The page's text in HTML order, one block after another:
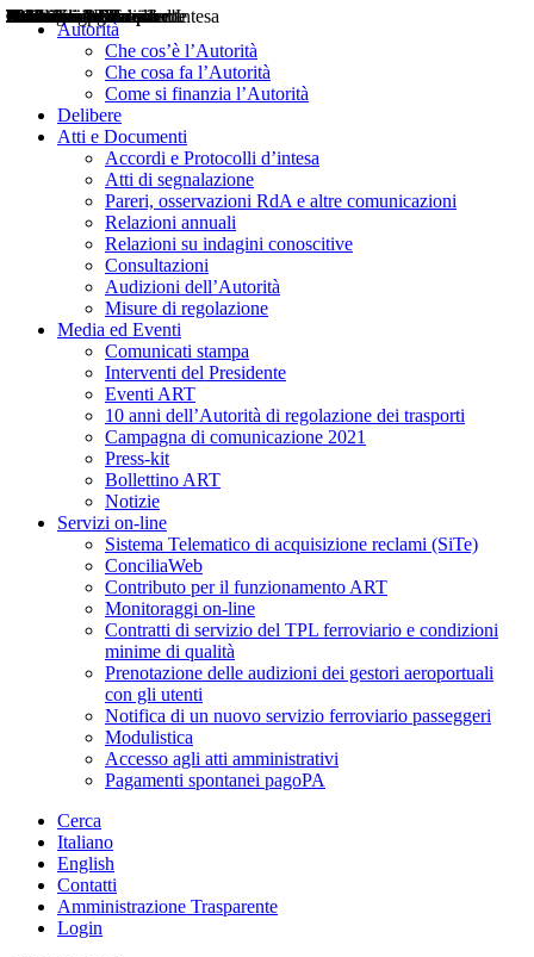
Autorità
Che cos’è l’Autorità
Che cosa fa l’Autorità
Come si finanzia l’Autorità
Delibere
Atti e Documenti
Accordi e Protocolli d’intesa
Atti di segnalazione
Pareri, osservazioni RdA e altre comunicazioni
Relazioni annuali
Relazioni su indagini conoscitive
Consultazioni
Audizioni dell’Autorità
Misure di regolazione
Media ed Eventi
Comunicati stampa
Interventi del Presidente
Eventi ART
10 anni dell’Autorità di regolazione dei trasporti
Campagna di comunicazione 2021
Press-kit
Bollettino ART
Notizie
Servizi on-line
Sistema Telematico di acquisizione reclami (SiTe)
ConciliaWeb
Contributo per il funzionamento ART
Monitoraggi on-line
Contratti di servizio del TPL ferroviario e condizioni
minime di qualità
Prenotazione delle audizioni dei gestori aeroportuali
con gli utenti
Notifica di un nuovo servizio ferroviario passeggeri
Modulistica
Accesso agli atti amministrativi
Pagamenti spontanei pagoPA
Cerca
Italiano
English
Contatti
Amministrazione Trasparente
Login
Delibere
Pareri
Consultazioni
Audizioni
Atti di Segnalazione
Accordi e Protocolli d'Intesa
Relazioni annuali
Misure di regolazione
Notizie
Comunicati Stampa
Bollettini ART
Convegni ART
Interviste del Presidente
Articoli in primo piano
Interventi del Presidente
2004
2005
2010
2013
2014
2015
2016
2017
2018
2019
202
2020
2021
2022
2023
2024
2025
2026
Aereo
Marittimo
Terrestre